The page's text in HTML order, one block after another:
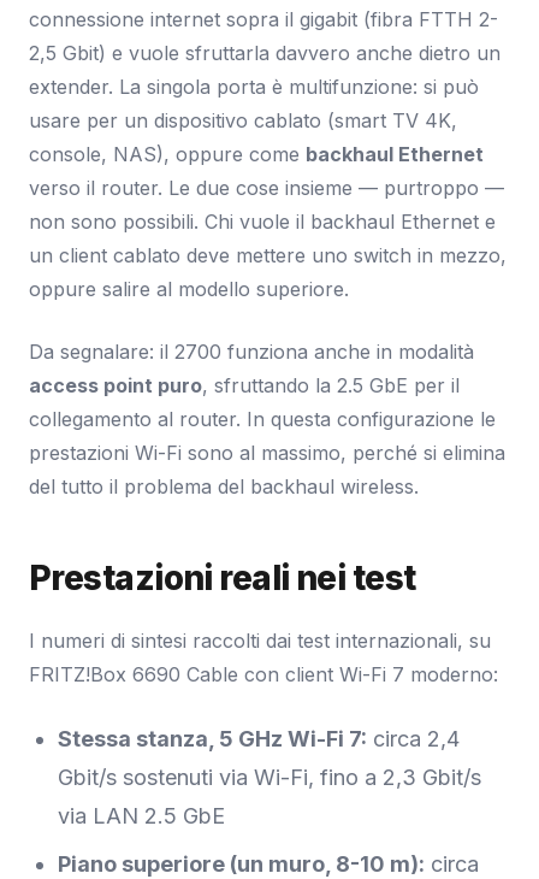
connessione internet sopra il gigabit (fibra FTTH 2-
2,5 Gbit) e vuole sfruttarla davvero anche dietro un
extender. La singola porta è multifunzione: si può
usare per un dispositivo cablato (smart TV 4K,
console, NAS), oppure come backhaul Ethernet
verso il router. Le due cose insieme — purtroppo —
non sono possibili. Chi vuole il backhaul Ethernet e
un client cablato deve mettere uno switch in mezzo,
oppure salire al modello superiore.
Da segnalare: il 2700 funziona anche in modalità
access point puro, sfruttando la 2.5 GbE per il
collegamento al router. In questa configurazione le
prestazioni Wi-Fi sono al massimo, perché si elimina
del tutto il problema del backhaul wireless.
Prestazioni reali nei test
I numeri di sintesi raccolti dai test internazionali, su
FRITZ!Box 6690 Cable con client Wi-Fi 7 moderno:
Stessa stanza, 5 GHz Wi-Fi 7: circa 2,4
Gbit/s sostenuti via Wi-Fi, fino a 2,3 Gbit/s
via LAN 2.5 GbE
Piano superiore (un muro, 8-10 m): circa